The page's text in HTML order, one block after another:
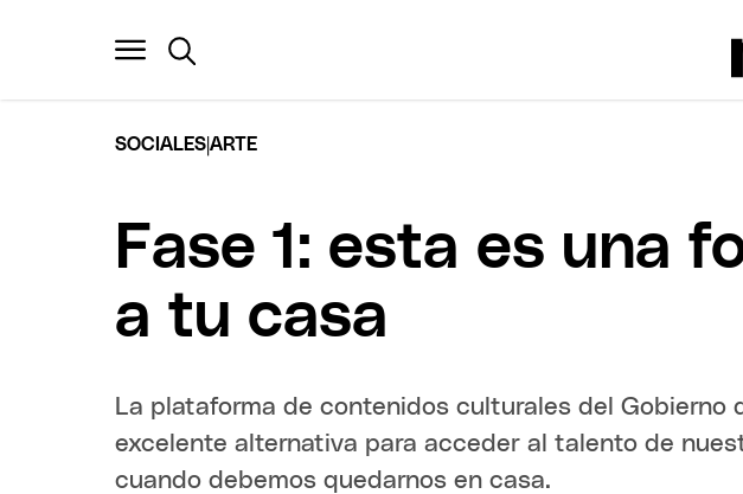
SOCIALES|ARTE
Fase 1: esta es una
a tu casa
La plataforma de contenidos culturales del Gobierno
excelente alternativa para acceder al talento de
cuando debemos quedarnos en casa.